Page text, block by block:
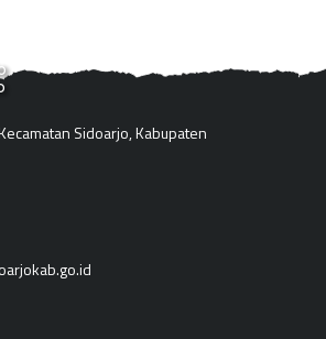
Sidoarjo, Kabupaten